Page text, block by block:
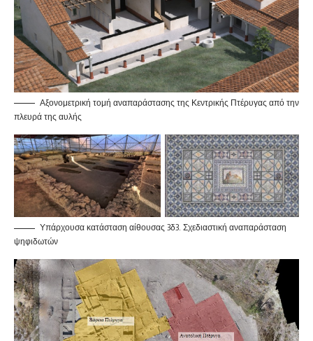
Αξονομετρική τομή αναπαράστασης της Κεντρικής Πτέρυγας από την
πλευρά της αυλής
Υπάρχουσα κατάσταση αίθουσας 3δ3. Σχεδιαστική αναπαράσταση
ψηφιδωτών